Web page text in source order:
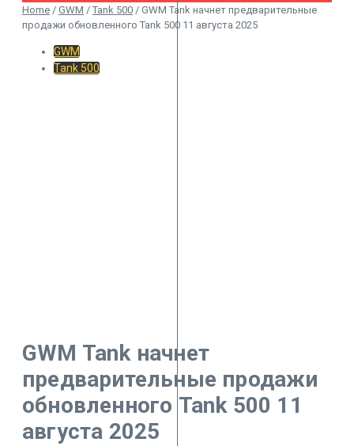
Home / GWM / Tank 500 / GWM Tank начнет предварительные
продажи обновленного Tank 500 11 августа 2025
GWM
Tank 500
GWM Tank начнет
предварительные продажи
обновленного Tank 500 11
августа 2025